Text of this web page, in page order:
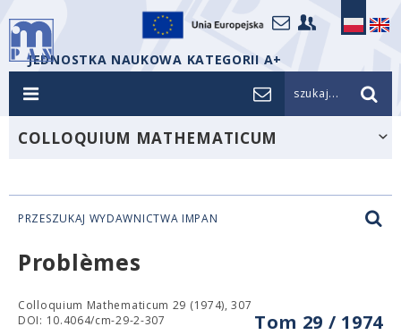
JEDNOSTKA NAUKOWA KATEGORII A+
szukaj...
COLLOQUIUM MATHEMATICUM
PRZESZUKAJ WYDAWNICTWA IMPAN
Problèmes
Tom 29 / 1974
Colloquium Mathematicum 29 (1974), 307
DOI: 10.4064/cm-29-2-307